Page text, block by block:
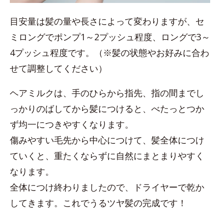
目安量は髪の量や長さによって変わりますが、セ
ミロングでポンプ1～2プッシュ程度、ロングで3～
4プッシュ程度です。（※髪の状態やお好みに合わ
せて調整してください）
ヘアミルクは、手のひらから指先、指の間までし
っかりのばしてから髪につけると、べたっとつか
ず均一につきやすくなります。
傷みやすい毛先から中心につけて、髪全体につけ
ていくと、重たくならずに自然にまとまりやすく
なります。
全体につけ終わりましたので、ドライヤーで乾か
してきます。これでうるツヤ髪の完成です！